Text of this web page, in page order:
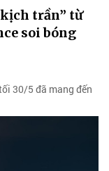
trần” từ
soi bóng
30/5 đã mang đến